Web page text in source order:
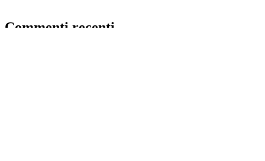
Commenti recenti